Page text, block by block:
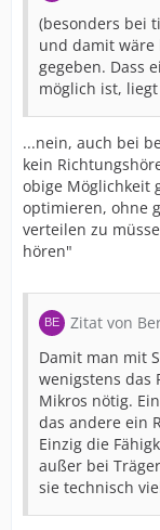
(besonders bei
und damit
gegeben. Dass
möglich ist,
...nein, auch bei
kein
obige Möglichkeit
optimieren, ohne
verteilen zu
hören"
Zitat von
Damit man mit
wenigstens das
Mikros nötig.
das andere ein
Einzig die
außer bei
sie technisch